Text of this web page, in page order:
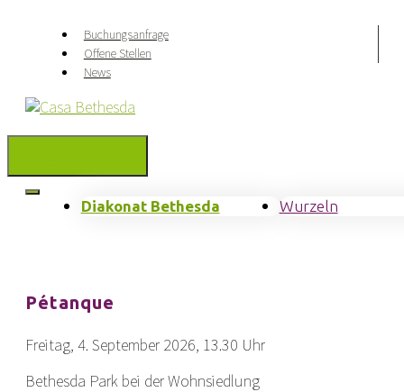
Buchungsanfrage
Offene Stellen
News
Diakonat Bethesda Wurzeln
Pétanque
Freitag, 4. September 2026, 13.30 Uhr
Bethesda Park bei der Wohnsiedlung